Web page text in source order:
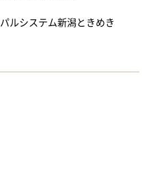
パルシステム新潟ときめき